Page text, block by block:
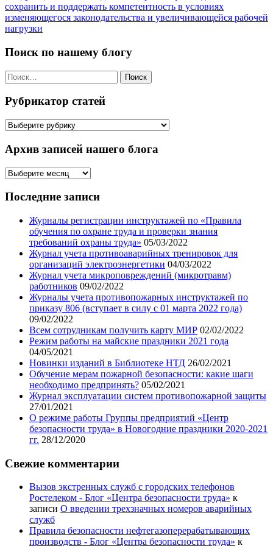
записям
сохранить и поддержать компетентность в условиях
изменяющегося законодательства и увеличивающейся рабочей
нагрузки
Поиск по нашему блогу
Найти:
Рубрикатор статей
Рубрикатор
Архив записей нашего блога
Архив
нашего
Последние записи
Журналы регистрации инструктажей по «Правила
обучения по охране труда и проверки знания
требований охраны труда» 05/03/2022
Журнал учета противоаварийных тренировок для
организаций электроэнергетики 04/03/2022
Журнал учета микроповреждений (микротравм)
работников 09/02/2022
Журналы учета противопожарных инструктажей по
приказу 806 (вступает в силу с 01 марта 2022 года)
09/02/2022
Всем сотрудникам получить карту МИР 02/02/2022
Режим работы на майские праздники 2021 года
04/05/2021
Новинки изданий в Библиотеке НТД 26/02/2021
Обучение мерам пожарной безопасности: какие шаги
необходимо предпринять? 05/02/2021
Журнал эксплуатации систем противопожарной защиты
27/01/2021
О режиме работы Группы предприятий «Центр
безопасности труда» в Новогодние праздники 2020-2021
гг. 28/12/2020
Свежие комментарии
Вызов экстренных служб с городских телефонов
Ростелеком - Блог «Центра безопасности труда» к
записи О введении трехзначных номеров аварийных
служб
Правила безопасности нефтегазоперерабатывающих
производств - Блог «Центра безопасности труда» к